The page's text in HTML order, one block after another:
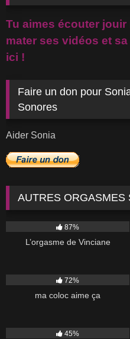
Tu aimes écouter
mater ses vidéos et
ici !
Faire un don pour
Sonores
Aider Sonia
AUTRES ORGASMES
87%
L’orgasme de Vinciane
72%
ma coloc aime ça
45%